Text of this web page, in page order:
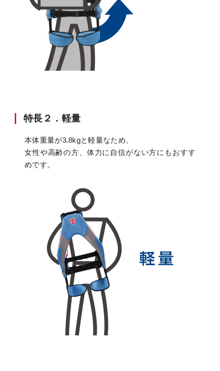
特長２．軽量
本体重量が3.8kgと軽量なため、
女性や高齢の方、体力に自信がない方にもおすす
めです。